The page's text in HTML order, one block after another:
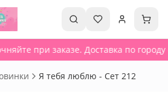
при заказе. Доставка по городу
Я тебя люблю - Сет 212